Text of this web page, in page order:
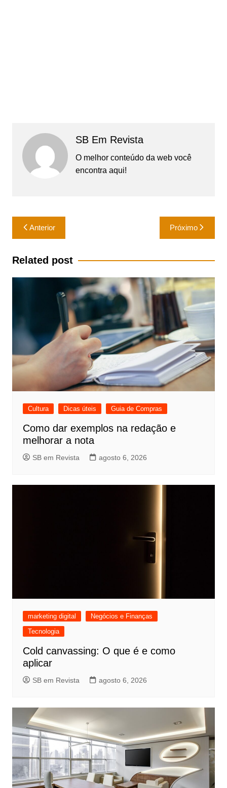
SB Em Revista
O melhor conteúdo da web você
encontra aqui!
Navegação
de
Post
Anterior Próximo
Related post
Cultura Dicas úteis Guia de Compras
Como dar exemplos na redação e
melhorar a nota
SB em Revista agosto 6, 2026
marketing digital
Negócios e Finanças
Tecnologia
Cold canvassing: O que é e como
aplicar
SB em Revista agosto 6, 2026